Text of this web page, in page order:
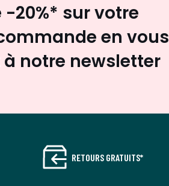
-20%* sur votre
en vous
notre newsletter
RETOURS GRATUITS*